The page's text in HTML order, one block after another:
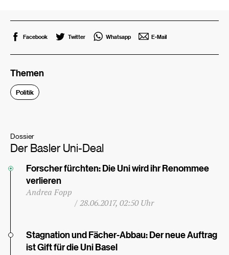
Facebook Twitter Whatsapp E-Mail
Themen
Politik
Dossier
Der Basler Uni-Deal
Forscher fürchten: Die Uni wird ihr Renommee
verlieren
Andrea Fopp
/28.06.2017, 02:50 Uhr
Stagnation und Fächer-Abbau: Der neue Auftrag
ist Gift für die Uni Basel